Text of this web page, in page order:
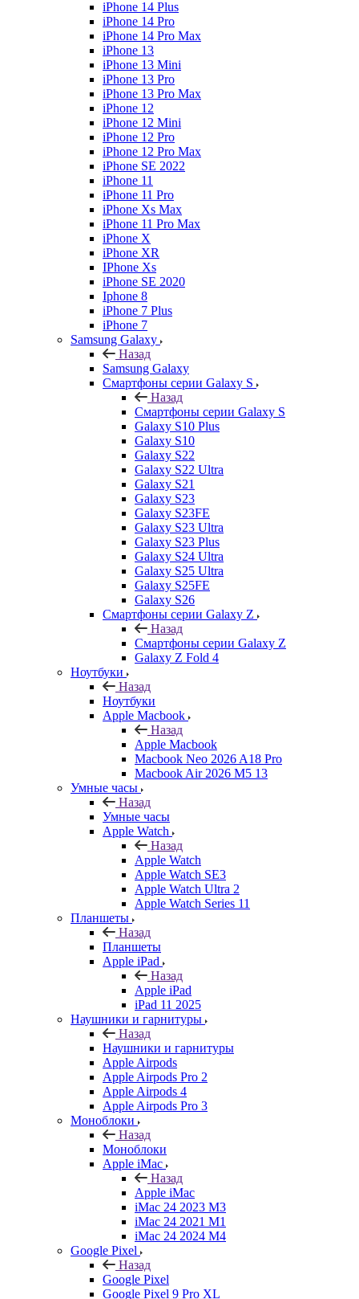
iPhone 14 Plus
iPhone 14 Pro
iPhone 14 Pro Max
iPhone 13
iPhone 13 Mini
iPhone 13 Pro
iPhone 13 Pro Max
iPhone 12
iPhone 12 Mini
iPhone 12 Pro
iPhone 12 Pro Max
iPhone SE 2022
iPhone 11
iPhone 11 Pro
iPhone Xs Max
iPhone 11 Pro Max
iPhone X
iPhone XR
IPhone Xs
iPhone SE 2020
Iphone 8
iPhone 7 Plus
iPhone 7
Samsung Galaxy
Назад
Samsung Galaxy
Смартфоны серии Galaxy S
Назад
Смартфоны серии Galaxy S
Galaxy S10 Plus
Galaxy S10
Galaxy S22
Galaxy S22 Ultra
Galaxy S21
Galaxy S23
Galaxy S23FE
Galaxy S23 Ultra
Galaxy S23 Plus
Galaxy S24 Ultra
Galaxy S25 Ultra
Galaxy S25FE
Galaxy S26
Смартфоны серии Galaxy Z
Назад
Смартфоны серии Galaxy Z
Galaxy Z Fold 4
Ноутбуки
Назад
Ноутбуки
Apple Macbook
Назад
Apple Macbook
Macbook Neo 2026 A18 Pro
Macbook Air 2026 M5 13
Умные часы
Назад
Умные часы
Apple Watch
Назад
Apple Watch
Apple Watch SE3
Apple Watch Ultra 2
Apple Watch Series 11
Планшеты
Назад
Планшеты
Apple iPad
Назад
Apple iPad
iPad 11 2025
Наушники и гарнитуры
Назад
Наушники и гарнитуры
Apple Airpods
Apple Airpods Pro 2
Apple Airpods 4
Apple Airpods Pro 3
Моноблоки
Назад
Моноблоки
Apple iMac
Назад
Apple iMac
iMac 24 2023 M3
iMac 24 2021 M1
iMac 24 2024 M4
Google Pixel
Назад
Google Pixel
Google Pixel 9 Pro XL